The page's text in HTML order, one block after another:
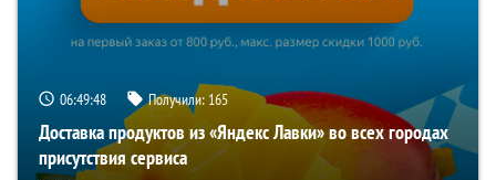
06:49:47 Получили: 165
Доставка продуктов из «Яндекс Лавки» во всех городах
присутствия сервиса